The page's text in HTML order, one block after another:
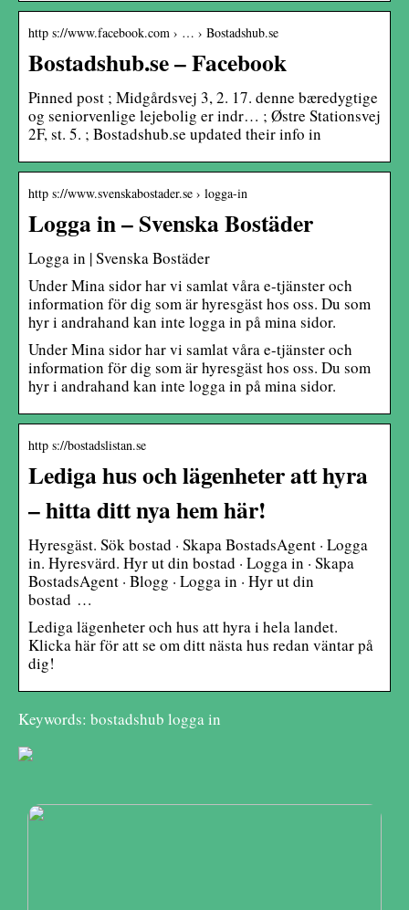
http s://www.facebook.com › … › Bostadshub.se
Bostadshub.se – Facebook
Pinned post ; Midgårdsvej 3, 2. 17. denne bæredygtige
og seniorvenlige lejebolig er indr… ; Østre Stationsvej
2F, st. 5. ; Bostadshub.se updated their info in
http s://www.svenskabostader.se › logga-in
Logga in – Svenska Bostäder
Logga in | Svenska Bostäder
Under Mina sidor har vi samlat våra e-tjänster och
information för dig som är hyresgäst hos oss. Du som
hyr i andrahand kan inte logga in på mina sidor.
Under Mina sidor har vi samlat våra e-tjänster och
information för dig som är hyresgäst hos oss. Du som
hyr i andrahand kan inte logga in på mina sidor.
http s://bostadslistan.se
Lediga hus och lägenheter att hyra
– hitta ditt nya hem här!
Hyresgäst. Sök bostad · Skapa BostadsAgent · Logga
in. Hyresvärd. Hyr ut din bostad · Logga in · Skapa
BostadsAgent · Blogg · Logga in · Hyr ut din
bostad …
Lediga lägenheter och hus att hyra i hela landet.
Klicka här för att se om ditt nästa hus redan väntar på
dig!
Keywords: bostadshub logga in